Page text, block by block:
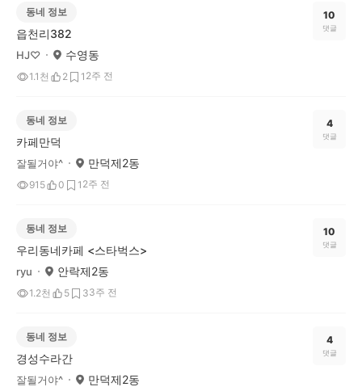
동네 정보
읍천리382
HJ♡ 수영동
1.1천 2 1 2주 전
10
댓글
동네 정보
카페만덕
잘될거야^ 만덕제2동
915 0 1 2주 전
4
댓글
동네 정보
우리동네카페 <스타벅스>
ryu 안락제2동
1.2천 5 33주 전
10
댓글
동네 정보
경성수라간
잘될거야^ 만덕제2동
4
댓글